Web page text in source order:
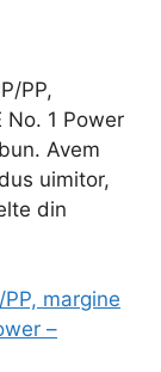
PP,
No. 1 Power
Avem
uimitor,
din
margine
–